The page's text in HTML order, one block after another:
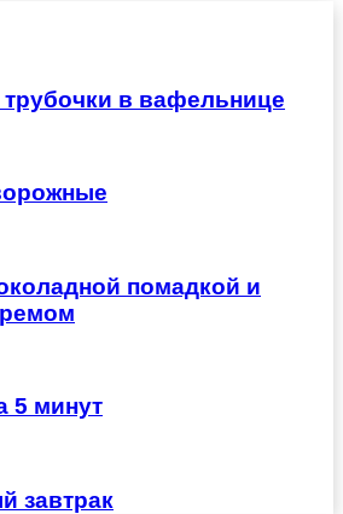
в вафельнице
помадкой и
5 минут
завтрак